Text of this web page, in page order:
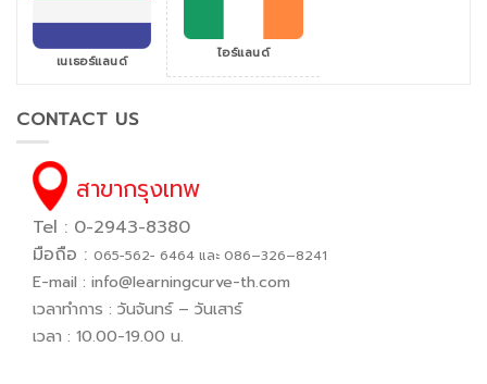
เนเธอร์แลนด์ ไอร์แลนด์
CONTACT US
สาขากรุงเทพ
Tel : 0-2943-8380
มือถือ : 065−562− 6464 และ 086–326–8241
E-mail : info@learningcurve-th.com
เวลาทำการ : วันจันทร์ – วันเสาร์
เวลา : 10.00-19.00 น.